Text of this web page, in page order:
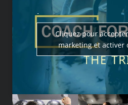
Cliquez pour
marketing et activer